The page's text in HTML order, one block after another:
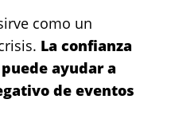
como un
La confianza
ayudar a
de eventos